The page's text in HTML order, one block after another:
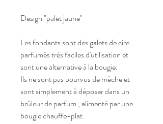
Design "palet jaune"
Les fondants sont des galets de cire
parfumés très faciles d'utilisation et
sont une alternative à la bougie.
Ils ne sont pas pourvus de mèche et
sont simplement à déposer dans un
brûleur de parfum , alimenté par une
bougie chauffe-plat.